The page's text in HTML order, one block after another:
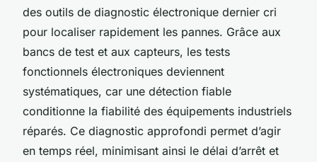
des outils de diagnostic électronique dernier cri
pour localiser rapidement les pannes. Grâce aux
bancs de test et aux capteurs, les tests
fonctionnels électroniques deviennent
systématiques, car une détection fiable
conditionne la fiabilité des équipements industriels
réparés. Ce diagnostic approfondi permet d’agir
en temps réel, minimisant ainsi le délai d’arrêt et